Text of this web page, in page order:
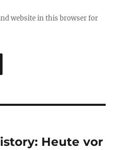
website in this browser for
Heute vor